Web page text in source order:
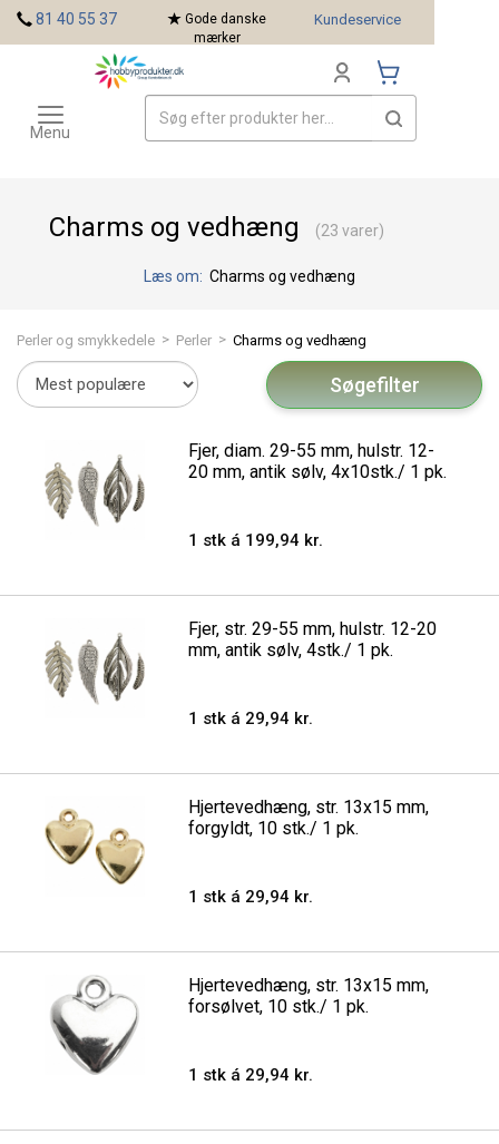
Charms og vedhæng (23 varer)
Læs om: Charms og vedhæng
Perler og smykkedele > Perler > Charms og vedhæng
Søgefilter
Fjer, diam. 29-55 mm, hulstr. 12-
20 mm, antik sølv, 4x10stk./ 1 pk.
1 stk á 199,94 kr.
Fjer, str. 29-55 mm, hulstr. 12-20
mm, antik sølv, 4stk./ 1 pk.
1 stk á 29,94 kr.
Hjertevedhæng, str. 13x15 mm,
forgyldt, 10 stk./ 1 pk.
1 stk á 29,94 kr.
Hjertevedhæng, str. 13x15 mm,
forsølvet, 10 stk./ 1 pk.
1 stk á 29,94 kr.
81 40 55 37
Gode danske
mærker
Kundeservice
Toggle
navigation
Menu
Mærker